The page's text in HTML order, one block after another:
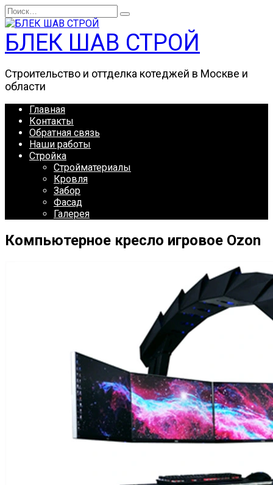
Перейти
к
содержанию
Search
for:
БЛЕК ШАВ СТРОЙ
Строительство и оттделка котеджей в Москве и
области
Главная
Контакты
Обратная связь
Наши работы
Стройка
Стройматериалы
Кровля
Забор
Фасад
Галерея
Компьютерное кресло игровое Ozon